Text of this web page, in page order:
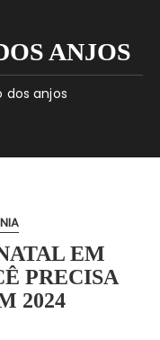
ANJOS
dos anjos
EM
PRECISA
2024